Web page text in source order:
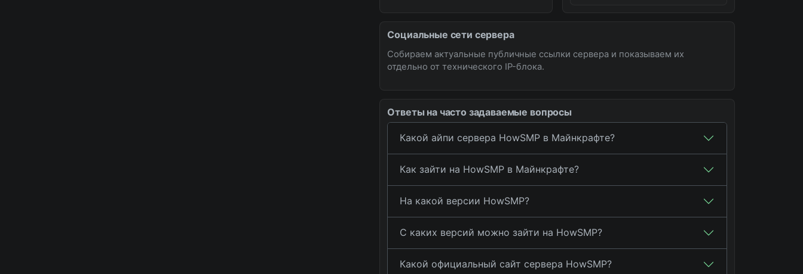
Социальные сети сервера
Собираем актуальные публичные ссылки сервера и показываем их
отдельно от технического IP-блока.
Ответы на часто задаваемые вопросы
Какой айпи сервера HowSMP в Майнкрафте?
Как зайти на HowSMP в Майнкрафте?
На какой версии HowSMP?
С каких версий можно зайти на HowSMP?
Какой официальный сайт сервера HowSMP?